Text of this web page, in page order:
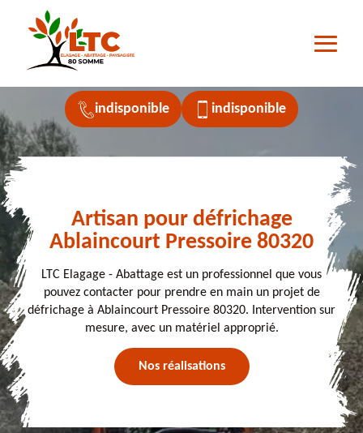
indisponible indisponible
Artisan pour défrichage
Ablaincourt Pressoire 80320
LTC Elagage - Abattage est un professionnel que vous
pouvez contacter pour prendre en main un projet de
défrichage à Ablaincourt Pressoire 80320. Intervention sur
mesure, avec un matériel approprié.
Nos réalisations